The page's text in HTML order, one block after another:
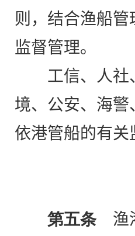
则，结合渔船
监督管理。
工信、人社
境、公安、海
依港管船的有关
第五条渔港